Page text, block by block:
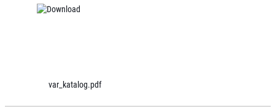
var_katalog.pdf